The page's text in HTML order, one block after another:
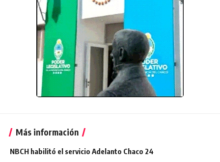
Más información
NBCH habilitó el servicio Adelanto Chaco 24